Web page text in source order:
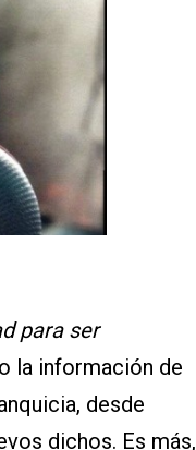
para ser
la información de
desde
dichos. Es más,